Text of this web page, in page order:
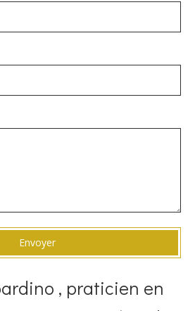
Envoyer
, praticien en